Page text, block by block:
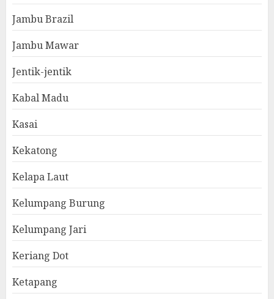
Jambu Brazil
Jambu Mawar
Jentik-jentik
Kabal Madu
Kasai
Kekatong
Kelapa Laut
Kelumpang Burung
Kelumpang Jari
Keriang Dot
Ketapang